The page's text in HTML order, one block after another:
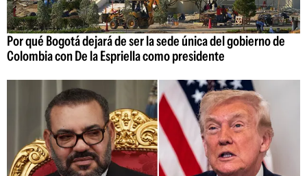
Por qué Bogotá dejará de ser la sede única del gobierno de
Colombia con De la Espriella como presidente